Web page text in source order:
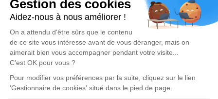
Réseaux sociaux
Liens utiles
Publier un avis de décès
Signaler un abus/une erreur